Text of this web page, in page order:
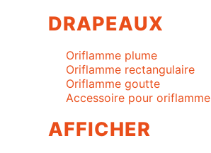
DRAPEAUX
Oriflamme plume
Oriflamme rectangulaire
Oriflamme goutte
Accessoire pour oriflamme
AFFICHER